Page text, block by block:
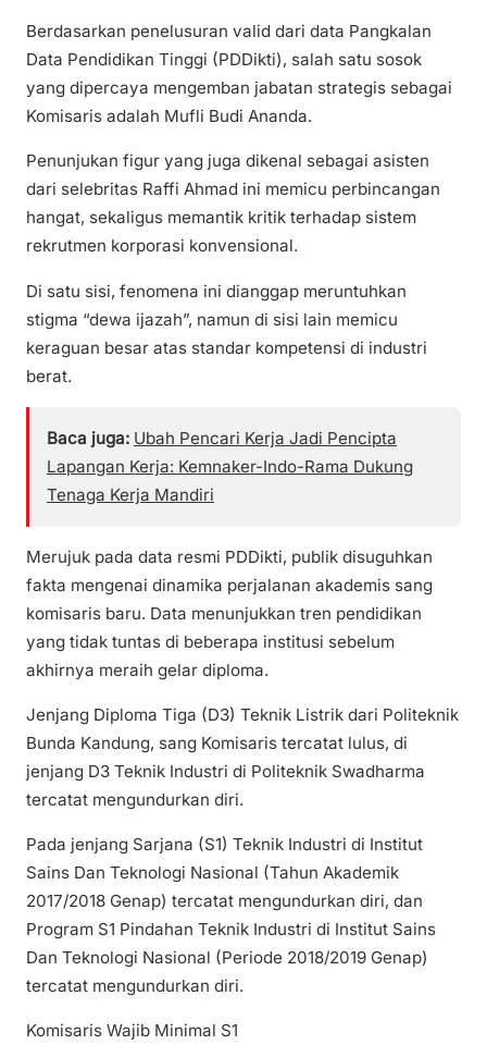
Berdasarkan penelusuran valid dari data Pangkalan
Data Pendidikan Tinggi (PDDikti), salah satu sosok
yang dipercaya mengemban jabatan strategis sebagai
Komisaris adalah Mufli Budi Ananda.
Penunjukan figur yang juga dikenal sebagai asisten
dari selebritas Raffi Ahmad ini memicu perbincangan
hangat, sekaligus memantik kritik terhadap sistem
rekrutmen korporasi konvensional.
Di satu sisi, fenomena ini dianggap meruntuhkan
stigma “dewa ijazah”, namun di sisi lain memicu
keraguan besar atas standar kompetensi di industri
berat.
Baca juga: Ubah Pencari Kerja Jadi Pencipta
Lapangan Kerja: Kemnaker-Indo-Rama Dukung
Tenaga Kerja Mandiri
Merujuk pada data resmi PDDikti, publik disuguhkan
fakta mengenai dinamika perjalanan akademis sang
komisaris baru. Data menunjukkan tren pendidikan
yang tidak tuntas di beberapa institusi sebelum
akhirnya meraih gelar diploma.
Jenjang Diploma Tiga (D3) Teknik Listrik dari Politeknik
Bunda Kandung, sang Komisaris tercatat lulus, di
jenjang D3 Teknik Industri di Politeknik Swadharma
tercatat mengundurkan diri.
Pada jenjang Sarjana (S1) Teknik Industri di Institut
Sains Dan Teknologi Nasional (Tahun Akademik
2017/2018 Genap) tercatat mengundurkan diri, dan
Program S1 Pindahan Teknik Industri di Institut Sains
Dan Teknologi Nasional (Periode 2018/2019 Genap)
tercatat mengundurkan diri.
Komisaris Wajib Minimal S1